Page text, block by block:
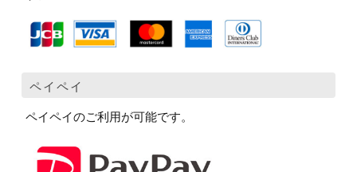
ペイペイ
ペイペイのご利用が可能です。